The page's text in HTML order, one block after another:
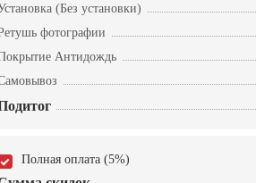
(Без установки)
фотографии
Антидождь
Полная оплата (5%)